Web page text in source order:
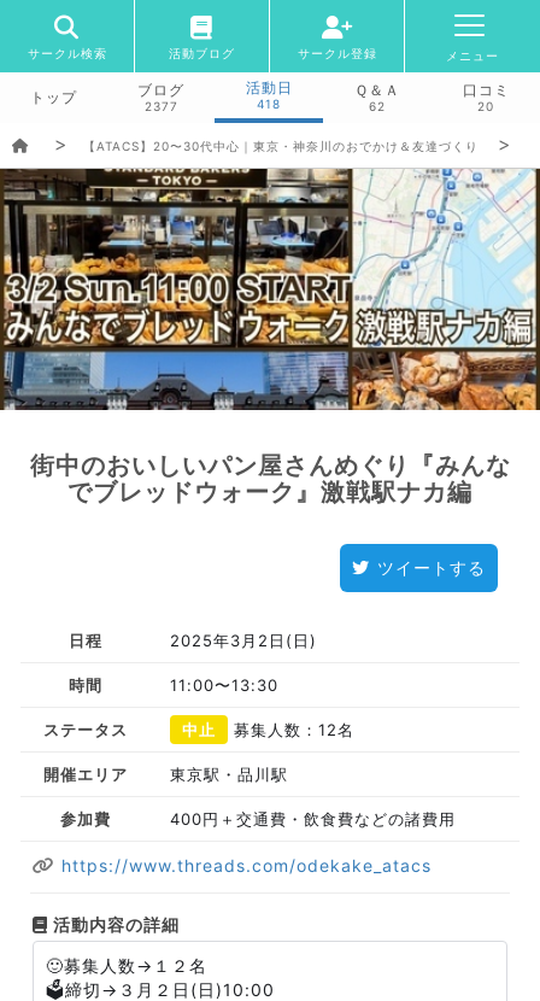
サークル検索 活動ブログ サークル登録 メニュー
トップ ブログ
2377
活動日
418
Ｑ＆Ａ
62
口コミ
20
【ATACS】20〜30代中心｜東京・神奈川のおでかけ＆友達づくり
街中のおいしいパン屋さんめぐり『みんな
でブレッドウォーク』激戦駅ナカ編
ツイートする
日程 2025年3月2日(日)
時間 11:00〜13:30
ステータス 中止 募集人数：12名
開催エリア 東京駅・品川駅
参加費 400円＋交通費・飲食費などの諸費用
https://www.threads.com/odekake_atacs
活動内容の詳細
🙂募集人数→１２名
🗳️締切→３月２日(日)10:00